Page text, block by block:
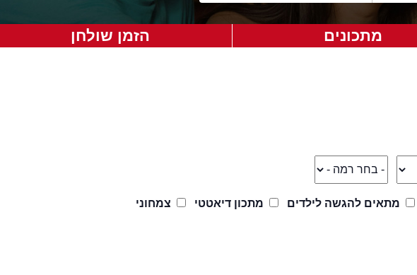
מתכונים הזמן שולחן
מתאים להגשה לילדים מתכון דיאטטי צמחוני